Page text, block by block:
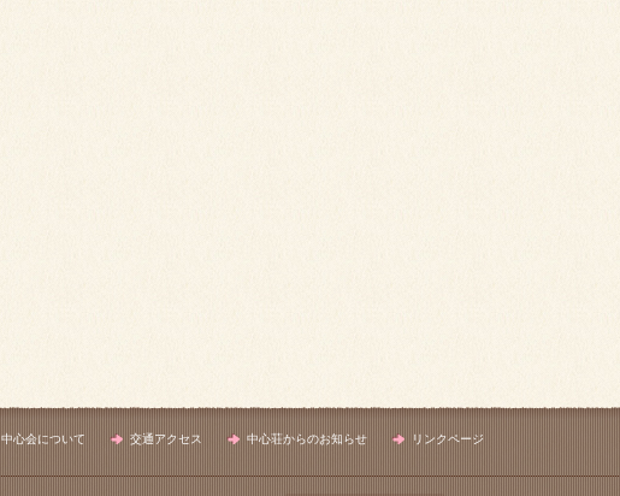
中心会について 交通アクセス 中心荘からのお知らせ リンクページ